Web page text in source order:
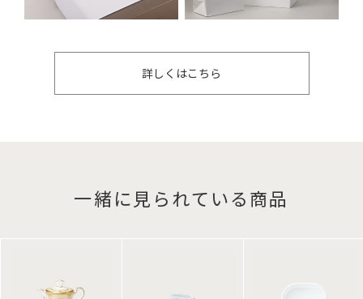
詳しくはこちら
一緒に見られている商品